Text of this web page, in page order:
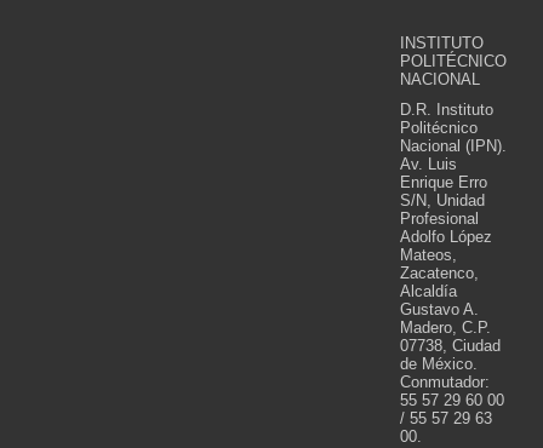
INSTITUTO
POLITÉCNICO
NACIONAL
D.R. Instituto
Politécnico
Nacional (IPN).
Av. Luis
Enrique Erro
S/N, Unidad
Profesional
Adolfo López
Mateos,
Zacatenco,
Alcaldía
Gustavo A.
Madero, C.P.
07738, Ciudad
de México.
Conmutador:
55 57 29 60 00
/ 55 57 29 63
00.